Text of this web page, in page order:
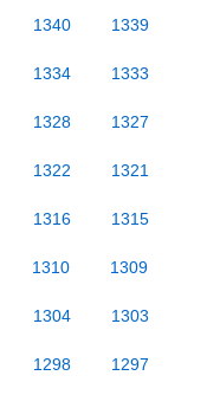
1340 1339
1334 1333
1328 1327
1322 1321
1316 1315
1310 1309
1304 1303
1298 1297